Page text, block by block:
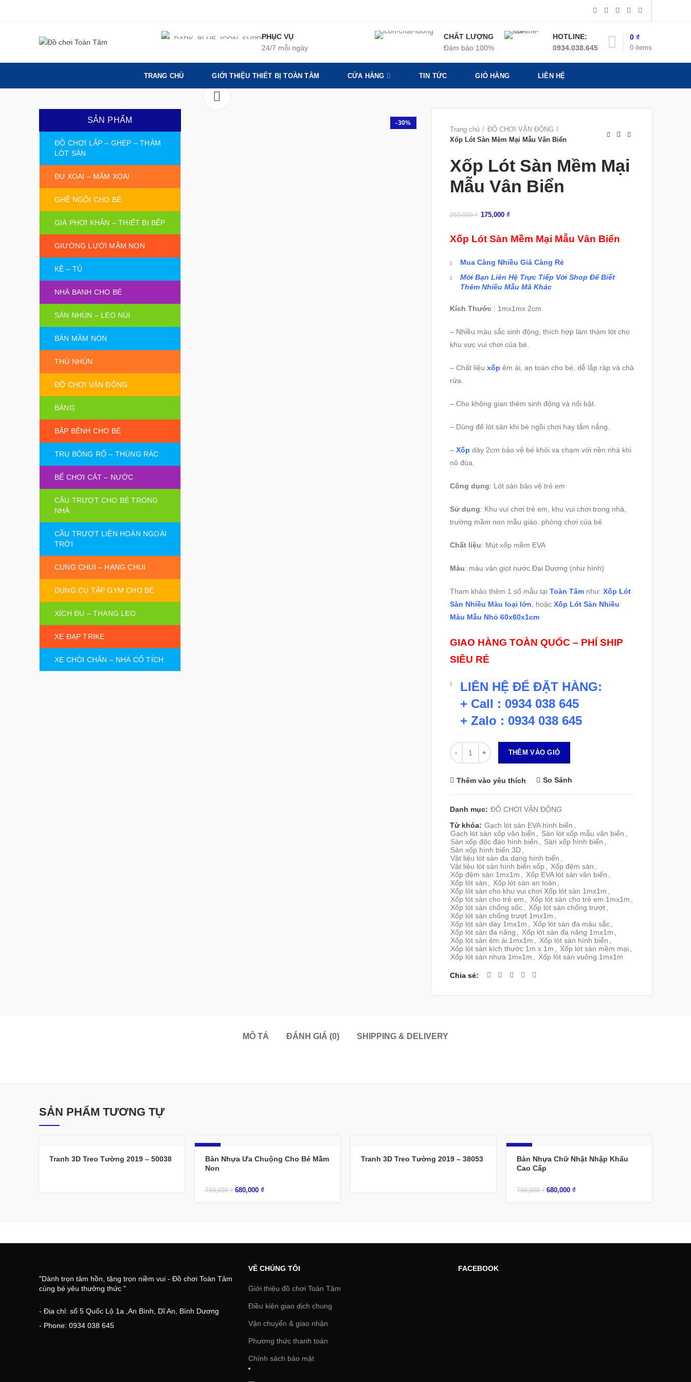
PHỤC VỤ
24/7 mỗi ngày
CHẤT LƯỢNG
Đảm bảo 100%
HOTLINE:
0934.038.645
0 items
0 ₫
TRANG CHỦ GIỚI THIỆU THIẾT BỊ TOÀN TÂM CỬA HÀNG TIN TỨC GIỎ HÀNG LIÊN HỆ
-30%
Trang chủ
ĐỒ CHƠI VẬN ĐỘNG
Xốp Lót Sàn Mềm Mại Mẫu Vân Biển
Xốp Lót Sàn Mềm Mại
Mẫu Vân Biển
250,000₫ 175,000 ₫
Xốp Lót Sàn Mềm Mại Mẫu Vân Biển
Mua Càng Nhiều Giá Càng Rẻ
Mời Bạn Liên Hệ Trực Tiếp Với Shop Để Biết
Thêm Nhiều Mẫu Mã Khác
Kích Thước: 1mx1mx 2cm
– Nhiều màu sắc sinh động, thích hợp làm thảm lót cho
khu vực vui chơi của bé.
– Chất liệu xốp êm ái, an toàn cho bé, dễ lắp ráp và chà
rửa.
– Cho không gian thêm sinh động và nổi bật.
– Dùng để lót sàn khi bè ngồi chơi hay tắm nắng.
– Xốp dày 2cm bảo vệ bé khỏi va chạm với nền nhà khi
nô đùa.
Công dụng: Lót sàn bảo vệ trẻ em
Sử dụng: Khu vui chơi trẻ em, khu vui chơi trong nhà,
trường mầm non mẫu giáo. phòng chơi của bé
Chất liệu: Mút xốp mềm EVA
Màu: màu vân giọt nước Đại Dương (như hình)
Tham khảo thêm 1 số mẫu tại Toàn Tâmnhư: Xốp Lót
Sàn Nhiều Màu loại lớn , hoặc Xốp Lót Sàn Nhiều
Màu Mẫu Nhỏ 60x60x1cm
GIAO HÀNG TOÀN QUỐC – PHÍ SHIP
SIÊU RẺ
LIÊN HỆ ĐỂ ĐẶT HÀNG:
+ Call : 0934 038 645
+ Zalo : 0934 038 645
Số lượng
THÊM VÀO GIỎ
Thêm vào yêu thích So Sánh
Danh mục: ĐỒ CHƠI VẬN ĐỘNG
Từ khóa: Gạch lót sàn EVA hình biển ,
Gạch lót sàn xốp vân biển , Sàn lót xốp mẫu vân biển ,
Sàn xốp độc đáo hình biển , Sàn xốp hình biển ,
Sàn xốp hình biển 3D ,
Vật liệu lót sàn đa dạng hình biển ,
Vật liệu lót sàn hình biển xốp , Xốp đệm sàn ,
Xốp đệm sàn 1mx1m , Xốp EVA lót sàn vân biển ,
Xốp lót sàn , Xốp lót sàn an toàn ,
Xốp lót sàn cho khu vui chơi Xốp lót sàn 1mx1m ,
Xốp lót sàn cho trẻ em , Xốp lót sàn cho trẻ em 1mx1m ,
Xốp lót sàn chống sốc , Xốp lót sàn chống trượt ,
Xốp lót sàn chống trượt 1mx1m ,
Xốp lót sàn dày 1mx1m , Xốp lót sàn đa màu sắc ,
Xốp lót sàn đa năng , Xốp lót sàn đa năng 1mx1m ,
Xốp lót sàn êm ái 1mx1m , Xốp lót sàn hình biển ,
Xốp lót sàn kích thước 1m x 1m , Xốp lót sàn mềm mại ,
Xốp lót sàn nhựa 1mx1m , Xốp lót sàn vuông 1mx1m
Chia sẻ
SẢN PHẨM
ĐỒ CHƠI LẮP – GHÉP – THẢM
LÓT SÀN
ĐU XOAI – MÂM XOAI
GHẾ NGỒI CHO BÉ
GIÁ PHƠI KHĂN – THIẾT BỊ BẾP
GIƯỜNG LƯỚI MẦM NON
KỆ – TỦ
NHÀ BANH CHO BÉ
SÀN NHÚN – LEO NÚI
BÀN MẦM NON
THÚ NHÚN
ĐỒ CHƠI VẬN ĐỘNG
BẢNG
BẬP BÊNH CHO BÉ
TRỤ BÓNG RỔ – THÙNG RÁC
BỂ CHƠI CÁT – NƯỚC
CẦU TRƯỢT CHO BÉ TRONG
NHÀ
CẦU TRƯỢT LIÊN HOÀN NGOÀI
TRỜI
CUNG CHUI – HANG CHUI
DỤNG CỤ TẬP GYM CHO BÉ
XÍCH ĐU – THANG LEO
XE ĐẠP TRIKE
XE CHÒI CHÂN – NHÀ CỔ TÍCH
MÔ TẢ ĐÁNH GIÁ (0) SHIPPING & DELIVERY
SẢN PHẨM TƯƠNG TỰ
Tranh 3D Treo Tường 2019 – 50038
Bàn Nhựa Ưa Chuộng Cho Bé Mầm
Non
750,000₫ 680,000 ₫
Tranh 3D Treo Tường 2019 – 38053
Bàn Nhựa Chữ Nhật Nhập Khẩu
Cao Cấp
750,000₫ 680,000 ₫
"Dành trọn tâm hồn, tặng trọn niềm vui - Đồ chơi Toàn Tâm
cùng bé yêu thưởng thức "
- Địa chỉ: số 5 Quốc Lộ 1a ,An Bình, Dĩ An, Bình Dương
- Phone: 0934 038 645
VỀ CHÚNG TÔI
Giới thiệu đồ chơi Toàn Tâm
Điều kiện giao dịch chung
Vận chuyển & giao nhận
Phương thức thanh toán
Chính sách bảo mật
FACEBOOK